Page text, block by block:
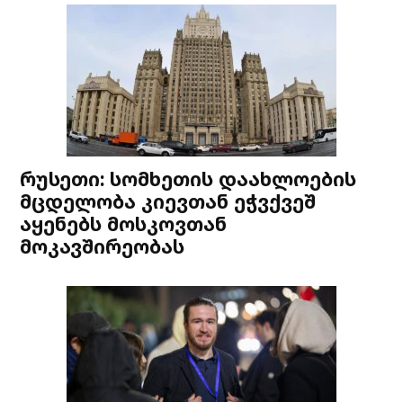
რუსეთი: სომხეთის დაახლოების
მცდელობა კიევთან ეჭვქვეშ
აყენებს მოსკოვთან
მოკავშირეობას